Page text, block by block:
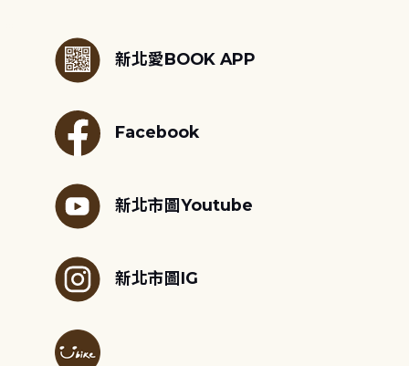
新北愛BOOK APP
Facebook
新北市圖Youtube
新北市圖IG